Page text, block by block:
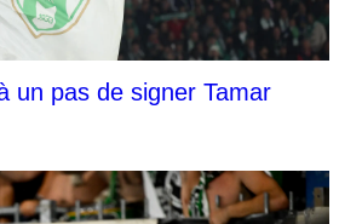
un pas de signer Tamar